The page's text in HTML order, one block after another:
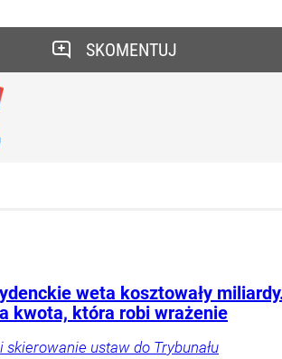
SKOMENTUJ
weta kosztowały
kwota, która robi wrażenie
skierowanie ustaw do Trybunału